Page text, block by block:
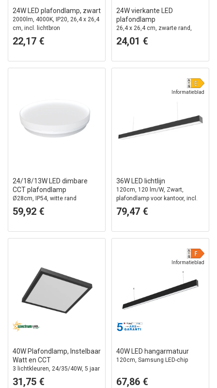
24W LED plafondlamp, zwart
2000lm, 4000K, IP20, 26,4 x 26,4
cm, incl. lichtbron
22,17 €
24W vierkante LED
plafondlamp
26,4 x 26,4 cm, zwarte rand,
4000K, IP20 binnen, incl.
lichtbron
24,01 €
24/18/13W LED dimbare
CCT plafondlamp
Ø28cm, IP54, witte rand
59,92 €
Informatieblad
36W LED lichtlijn
120cm, 120 lm/W, Zwart,
plafondlamp voor kantoor, incl.
draadophanging
79,47 €
40W Plafondlamp, Instelbaar
Watt en CCT
3 lichtkleuren, 24/35/40W, 5 jaar
garantie, Vierkant, Zwarte rand
31,75 €
Informatieblad
40W LED hangarmatuur
120cm, Samsung LED-chip
67,86 €